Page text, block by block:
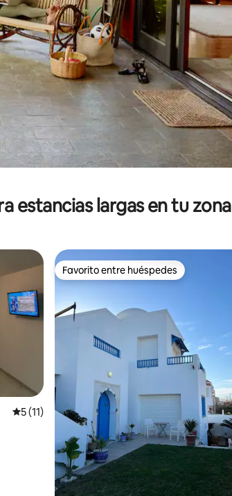
estancias largas en tu zona
Calificación promedio: 5 de 5; 11 evaluaciones
5 (11)
Favorito entre huéspedes
Favorito entre huéspedes